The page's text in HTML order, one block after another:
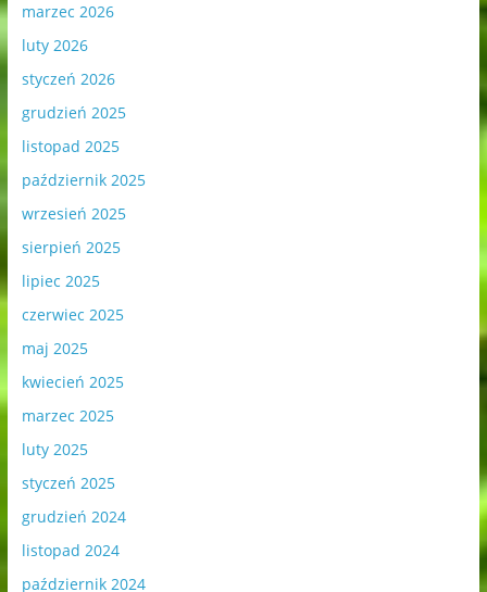
marzec 2026
luty 2026
styczeń 2026
grudzień 2025
listopad 2025
październik 2025
wrzesień 2025
sierpień 2025
lipiec 2025
czerwiec 2025
maj 2025
kwiecień 2025
marzec 2025
luty 2025
styczeń 2025
grudzień 2024
listopad 2024
październik 2024